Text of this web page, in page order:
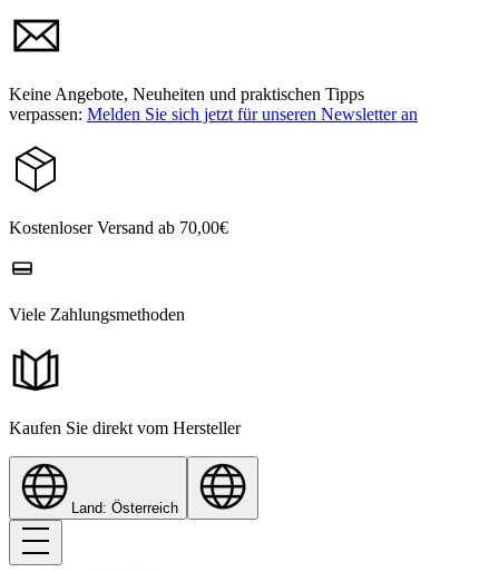
Keine Angebote, Neuheiten und praktischen Tipps
verpassen: Melden Sie sich jetzt für unseren Newsletter an
Kostenloser Versand ab 70,00€
Viele Zahlungsmethoden
Kaufen Sie direkt vom Hersteller
Land: Österreich